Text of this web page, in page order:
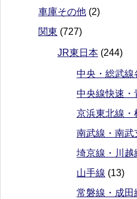
車庫その他 (2)
関東 (727)
JR東日本 (244)
中央・総武線
中央線快速・
京浜東北線・
南武線・南武
埼京線・川越
山手線 (13)
常磐線・成田